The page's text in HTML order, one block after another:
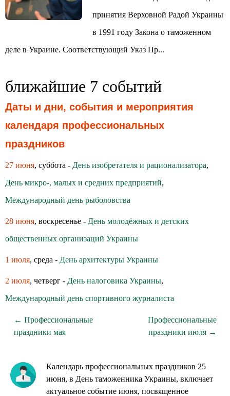
принятия Верховной Радой Украины
в 1991 году Закона о таможенном
деле в Украине. Соответствующий Указ Пр...
ближайшие 7 событий
Даты и дни, события и мероприятия
календаря профессиональных
праздников
27 июня, суббота - День изобретателя и рационализатора,
День микро-, малых и средних предприятий,
Международный день рыболовства
28 июня, воскресенье - День молодёжных и детских
общественных организаций Украины
1 июля, среда - День архитектуры Украины
2 июля, четверг - День налоговика Украины,
Международный день спортивного журналиста
← Профессиональные
праздники мая
Профессиональные
праздники июля →
Календарь профессиональных праздников 25
июня, в День таможенника Украины, включает
актуальное событие июня, посвященное